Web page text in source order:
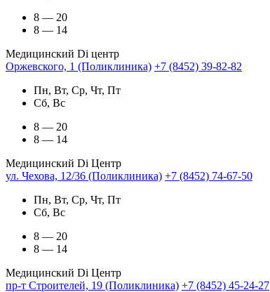
8 — 20
8 — 14
Медицинский Di центр
Оржевского, 1 (Поликлиника) +7 (8452) 39-82-82
Пн, Вт, Ср, Чт, Пт
Сб, Вс
8 — 20
8 — 14
Медицинский Di Центр
ул. Чехова, 12/36 (Поликлиника) +7 (8452) 74-67-50
Пн, Вт, Ср, Чт, Пт
Сб, Вс
8 — 20
8 — 14
Медицинский Di Центр
пр-т Строителей, 19 (Поликлиника) +7 (8452) 45-24-27